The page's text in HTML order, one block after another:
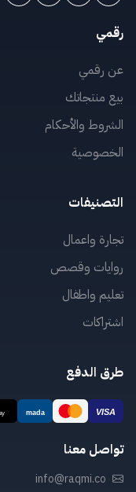
رقمي
عن رقمي
بيع منتجاتك
الشروط والأحكام
الخصوصية
التصنيفات
تجارة واعمال
روايات وقصص
تعليم واطفال
اشتراكات
طرق الدفع
تواصل معنا
info@raqmi.co